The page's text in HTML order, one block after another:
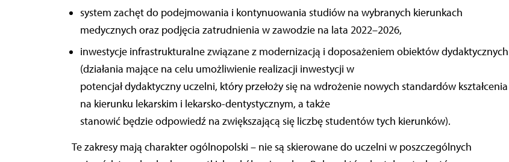
system zachęt do podejmowania i kontynuowania studiów na wybranych kierunkach
medycznych oraz podjęcia zatrudnienia w zawodzie na lata 2022–2026,
inwestycje infrastrukturalne związane z modernizacją i doposażeniem obiektów dydaktycznych
(działania mające na celu umożliwienie realizacji inwestycji w
potencjał dydaktyczny uczelni, który przełoży się na wdrożenie nowych standardów kształcenia
na kierunku lekarskim i lekarsko-dentystycznym, a także
stanowić będzie odpowiedź na zwiększającą się liczbę studentów tych kierunków).
Te zakresy mają charakter ogólnopolski – nie są skierowane do uczelni w poszczególnych